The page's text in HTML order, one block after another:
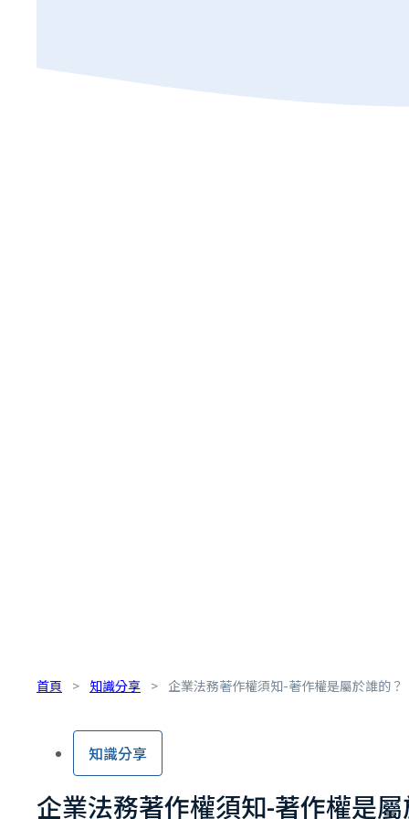
首頁 > 知識分享 > 企業法務著作權須知-著作權是屬於誰的？
知識分享
企業法務著作權須知-著作權是